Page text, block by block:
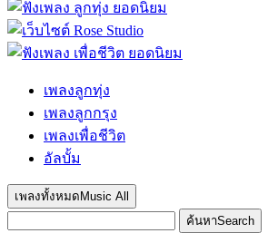
เพลงลูกทุ่ง
เพลงลูกกรุง
เพลงเพื่อชีวิต
อัลบั้ม
เพลงทั้งหมด Music All
ค้นหาSearch